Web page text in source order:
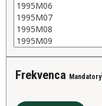
Frekvenca Mandatory